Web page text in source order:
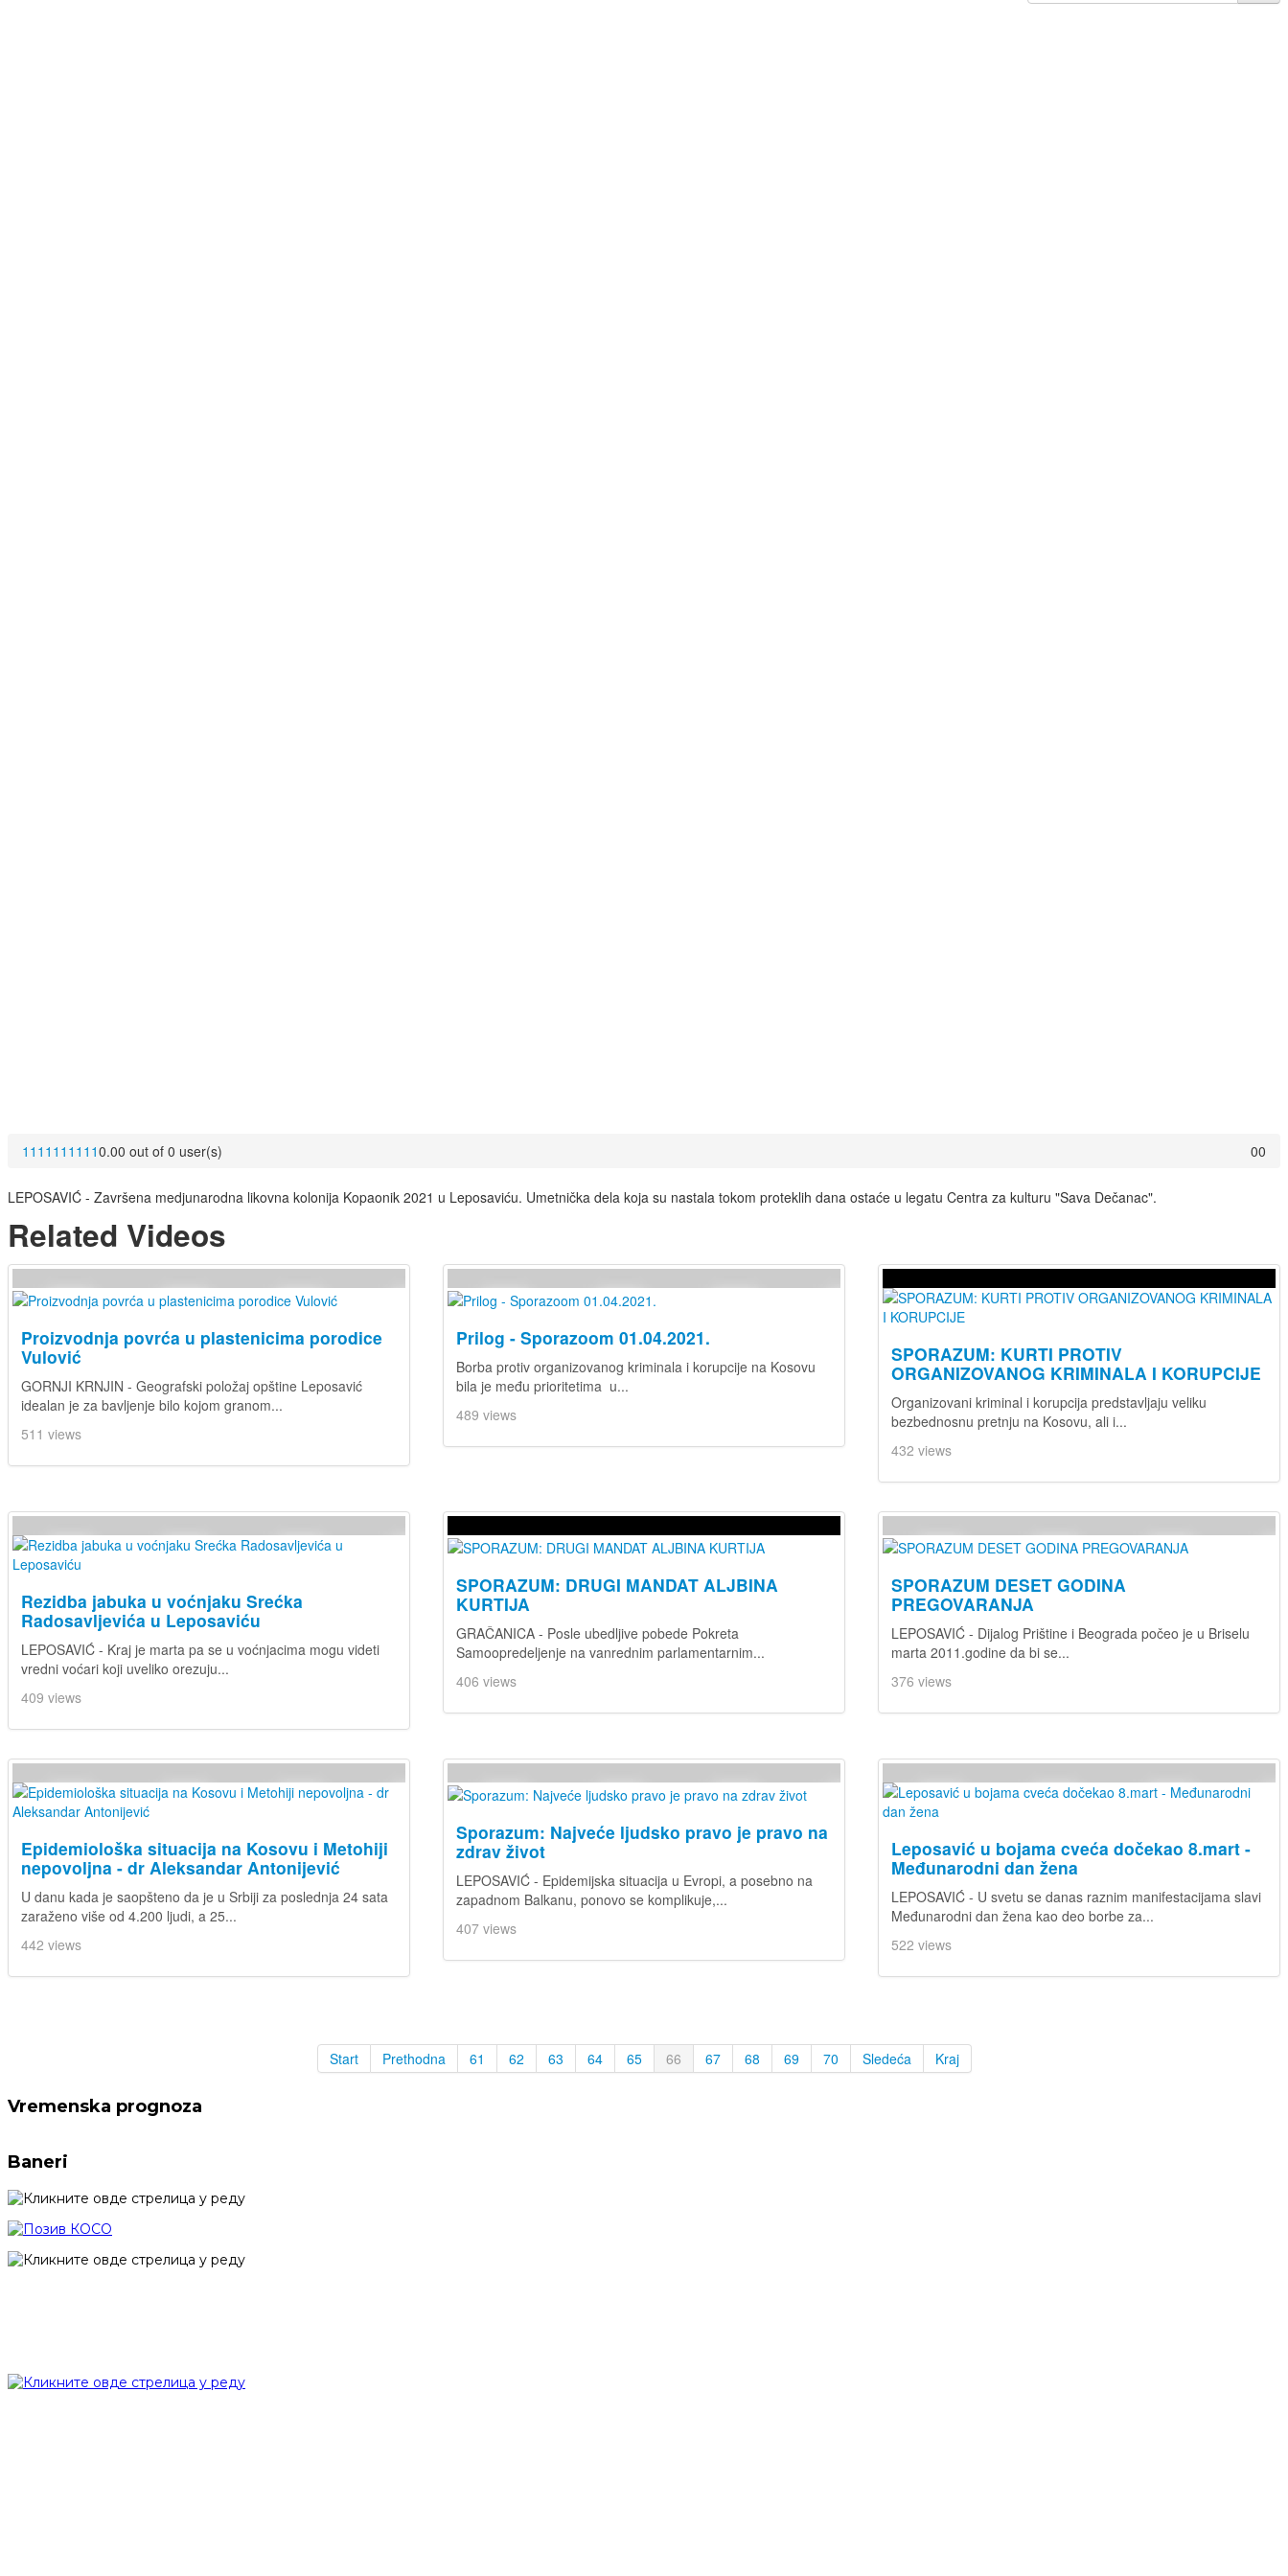
1 1 1 1 1 1 1 1 1 10.00 out of 0 user(s) 00
LEPOSAVIĆ - Završena medjunarodna likovna kolonija Kopaonik 2021 u Leposaviću. Umetnička dela koja su nastala tokom proteklih dana ostaće u legatu Centra za kulturu "Sava Dečanac".
Related Videos
Proizvodnja povrća u plastenicima porodice
Vulović
GORNJI KRNJIN - Geografski položaj opštine Leposavić
idealan je za bavljenje bilo kojom granom...
511 views
Prilog - Sporazoom 01.04.2021.
Borba protiv organizovanog kriminala i korupcije na Kosovu
bila je među prioritetima u...
489 views
SPORAZUM: KURTI PROTIV
ORGANIZOVANOG KRIMINALA I KORUPCIJE
Organizovani kriminal i korupcija predstavljaju veliku
bezbednosnu pretnju na Kosovu, ali i...
432 views
Rezidba jabuka u voćnjaku Srećka
Radosavljevića u Leposaviću
LEPOSAVIĆ - Kraj je marta pa se u voćnjacima mogu videti
vredni voćari koji uveliko orezuju...
409 views
SPORAZUM: DRUGI MANDAT ALJBINA
KURTIJA
GRAČANICA - Posle ubedljive pobede Pokreta
Samoopredeljenje na vanrednim parlamentarnim...
406 views
SPORAZUM DESET GODINA
PREGOVARANJA
LEPOSAVIĆ - Dijalog Prištine i Beograda počeo je u Briselu
marta 2011.godine da bi se...
376 views
Epidemiološka situacija na Kosovu i Metohiji
nepovoljna - dr Aleksandar Antonijević
U danu kada je saopšteno da je u Srbiji za poslednja 24 sata
zaraženo više od 4.200 ljudi, a 25...
442 views
Sporazum: Najveće ljudsko pravo je pravo na
zdrav život
LEPOSAVIĆ - Epidemijska situacija u Evropi, a posebno na
zapadnom Balkanu, ponovo se komplikuje,...
407 views
Leposavić u bojama cveća dočekao 8.mart -
Međunarodni dan žena
LEPOSAVIĆ - U svetu se danas raznim manifestacijama slavi
Međunarodni dan žena kao deo borbe za...
522 views
Start Prethodna 61 62 63 64 65 66 67 68 69 70 Sledeća Kraj
Vremenska prognoza
Baneri